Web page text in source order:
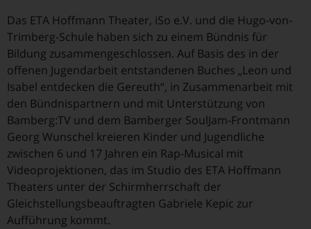
Das ETA Hoffmann Theater, iSo e.V. und die Hugo-von-
Trimberg-Schule haben sich zu einem Bündnis für
Bildung zusammengeschlossen. Auf Basis des in der
offenen Jugendarbeit entstandenen Buches „Leon und
Isabel entdecken die Gereuth“, in Zusammenarbeit mit
den Bündnispartnern und mit Unterstützung von
Bamberg:TV und dem Bamberger SoulJam-Frontmann
Georg Wunschel kreieren Kinder und Jugendliche
zwischen 6 und 17 Jahren ein Rap-Musical mit
Videoprojektionen, das im Studio des ETA Hoffmann
Theaters unter der Schirmherrschaft der
Gleichstellungsbeauftragten Gabriele Kepic zur
Aufführung kommt.